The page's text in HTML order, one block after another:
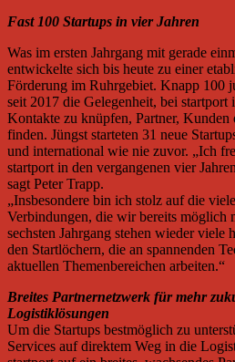
Fast 100 Startups in vier Jahren
Was im ersten Jahrgang mit gerade
entwickelte sich bis heute zu einer
Förderung im Ruhrgebiet. Knapp 100
seit 2017 die Gelegenheit, bei startport
Kontakte zu knüpfen, Partner, Kunden
finden. Jüngst starteten 31 neue
und international wie nie zuvor. „Ich
startport in den vergangenen vier
sagt Peter Trapp.
„Insbesondere bin ich stolz auf die
Verbindungen, die wir bereits möglich
sechsten Jahrgang stehen wieder viele
den Startlöchern, die an spannenden
aktuellen Themenbereichen arbeiten.“
Breites Partnernetzwerk für mehr
Logistiklösungen
Um die Startups bestmöglich zu
Services auf direktem Weg in die